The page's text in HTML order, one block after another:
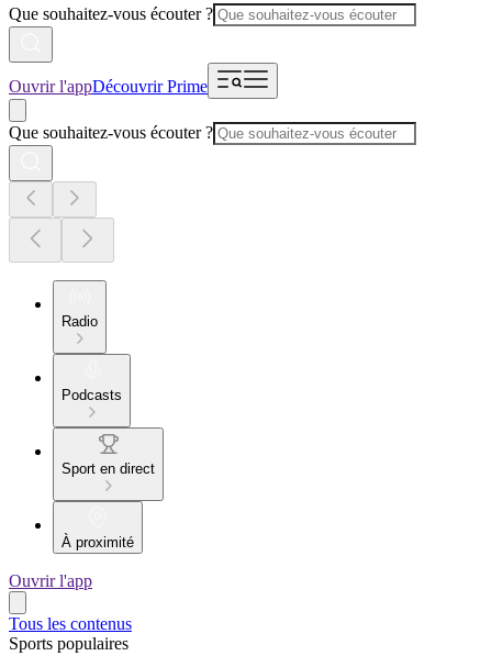
Que souhaitez-vous écouter ?
Ouvrir l'appDécouvrir Prime
Que souhaitez-vous écouter ?
Radio
Podcasts
Sport en direct
À proximité
Ouvrir l'app
Tous les contenus
Sports populaires